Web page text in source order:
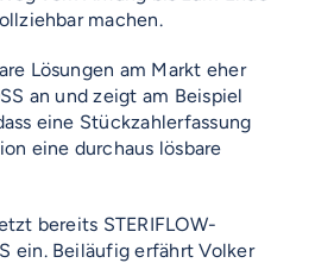
machen.
Lösungen am Markt eher
an und zeigt am Beispiel
eine Stückzahlerfassung
eine durchaus lösbare
bereits STERIFLOW-
ein. Beiläufig erfährt Volker